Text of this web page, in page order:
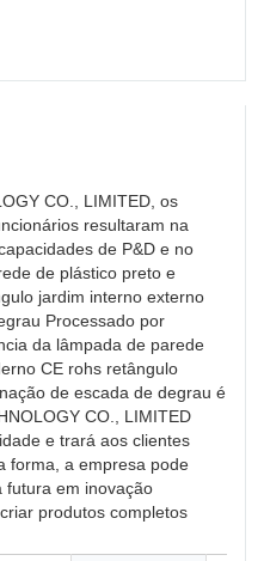
CO., LIMITED, os
resultaram na
de P&D e no
de plástico preto e
jardim interno externo
Processado por
da lâmpada de parede
CE rohs retângulo
de escada de degrau é
CO., LIMITED
e trará aos clientes
forma, a empresa pode
futura em inovação
produtos completos